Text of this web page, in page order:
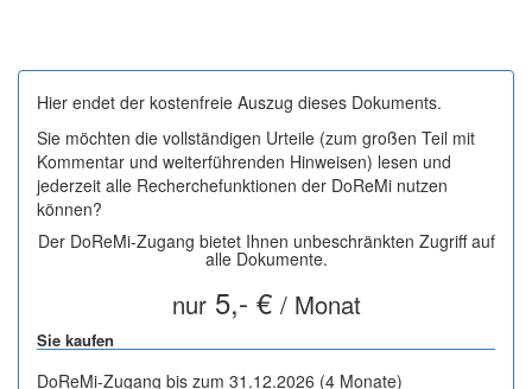
Hier endet der kostenfreie Auszug dieses Dokuments.
Sie möchten die vollständigen Urteile (zum großen Teil mit
Kommentar und weiterführenden Hinweisen) lesen und
jederzeit alle Recherchefunktionen der DoReMi nutzen
können?
Der DoReMi-Zugang bietet Ihnen unbeschränkten Zugriff auf
alle Dokumente.
nur5,- € / Monat
Sie kaufen
DoReMi-Zugang bis zum 31.12.2026 (4 Monate)